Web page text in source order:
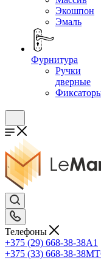
Экошпон
Эмаль
Фурнитура
Ручки
дверные
Телефоны
+375 (29) 668-38-38A1
+375 (33) 668-38-38